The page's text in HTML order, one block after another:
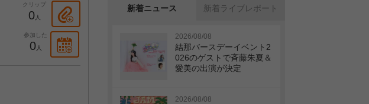
クリップ
0人
参加した
0人
新着ニュース 新着ライブレポート
2026/08/08
結那バースデーイベント2
026のゲストで斉藤朱夏＆
愛美の出演が決定
2026/08/08